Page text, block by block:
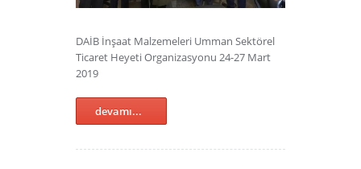
DAİB İnşaat Malzemeleri Umman Sektörel
Ticaret Heyeti Organizasyonu 24-27 Mart
2019
devamı...